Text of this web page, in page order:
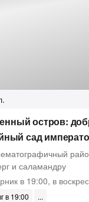
остров:
сад
и саламандру
в 19:00, в
в 19:00